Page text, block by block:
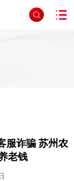
服诈骗 苏州农
老钱